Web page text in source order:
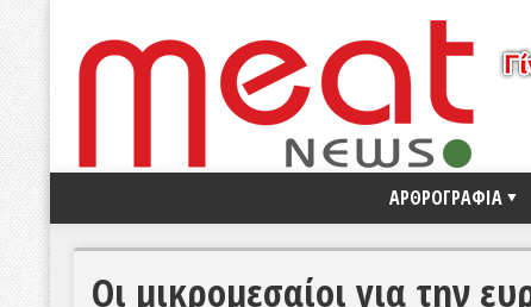
ΑΡΘΡΟΓΡΑΦΙΑ
Οι μικρομεσαίοι για την